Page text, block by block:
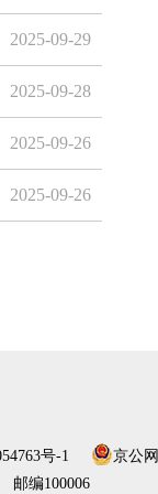
2025-09-29
2025-09-28
2025-09-26
2025-09-26
号-1
京公
邮编100006